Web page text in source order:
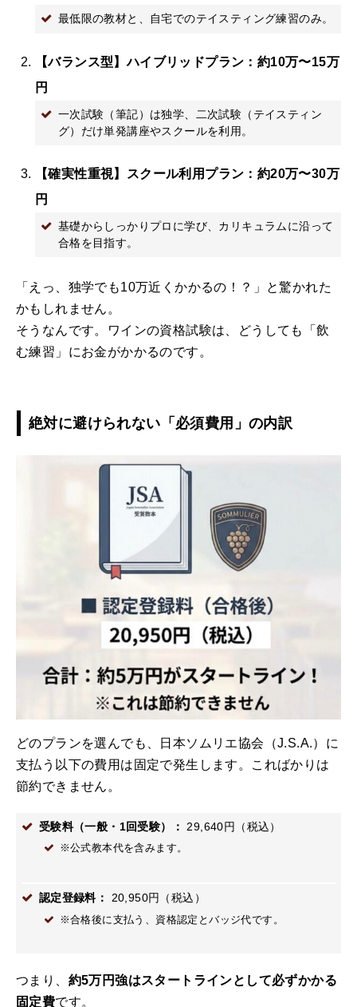
最低限の教材と、自宅でのテイスティング練習のみ。
【バランス型】ハイブリッドプラン：約10万〜15万
円
一次試験（筆記）は独学、二次試験（テイスティン
グ）だけ単発講座やスクールを利用。
【確実性重視】スクール利用プラン：約20万〜30万
円
基礎からしっかりプロに学び、カリキュラムに沿って
合格を目指す。
「えっ、独学でも10万近くかかるの！？」と驚かれた
かもしれません。
そうなんです。ワインの資格試験は、どうしても「飲
む練習」にお金がかかるのです。
絶対に避けられない「必須費用」の内訳
どのプランを選んでも、日本ソムリエ協会（J.S.A.）に
支払う以下の費用は固定で発生します。こればかりは
節約できません。
受験料（一般・1回受験）： 29,640円（税込）
※公式教本代を含みます。
認定登録料： 20,950円（税込）
※合格後に支払う、資格認定とバッジ代です。
つまり、 約5万円強はスタートラインとして必ずかかる
固定費です。